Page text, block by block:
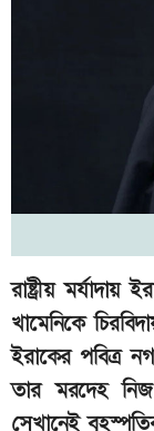
রাষ্ট্রীয়
খামেনিকে
ইরাকের পবিত্র
তার মরদেহ নিজ
সেখানেই